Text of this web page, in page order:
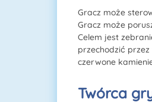
Gracz może
Gracz może
Celem jest
przechodzić
czerwone
Twórca